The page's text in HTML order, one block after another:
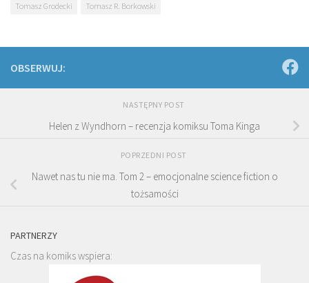
Tomasz Grodecki
Tomasz R. Borkowski
OBSERWUJ:
NASTĘPNY POST
Helen z Wyndhorn – recenzja komiksu Toma Kinga
POPRZEDNI POST
Nawet nas tu nie ma. Tom 2 – emocjonalne science fiction o
tożsamości
PARTNERZY
Czas na komiks wspiera: